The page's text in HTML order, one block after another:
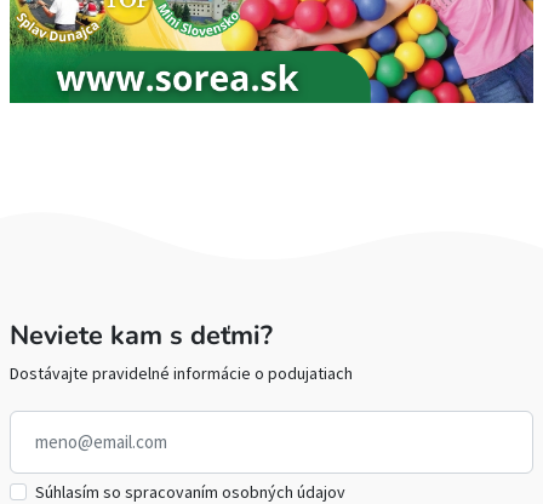
Neviete kam s deťmi?
Dostávajte pravidelné informácie o podujatiach
Súhlasím so spracovaním osobných údajov